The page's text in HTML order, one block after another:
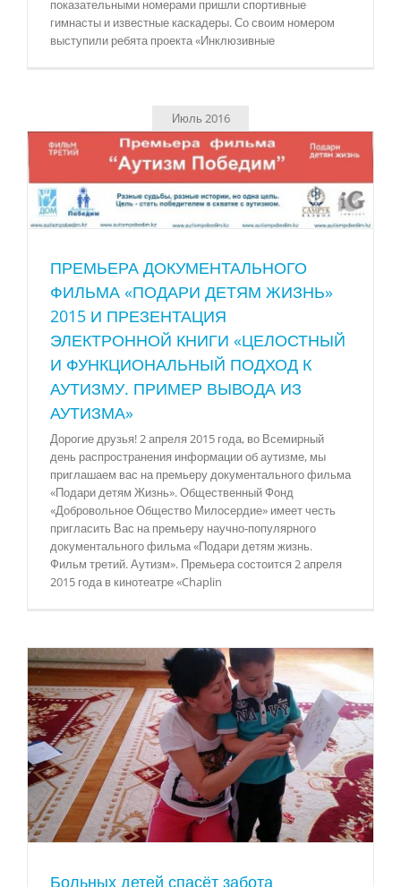
показательными номерами пришли спортивные
гимнасты и известные каскадеры. Со своим номером
выступили ребята проекта «Инклюзивные
Июль 2016
ПРЕМЬЕРА ДОКУМЕНТАЛЬНОГО
ФИЛЬМА «ПОДАРИ ДЕТЯМ ЖИЗНЬ»
2015 И ПРЕЗЕНТАЦИЯ
ЭЛЕКТРОННОЙ КНИГИ «ЦЕЛОСТНЫЙ
И ФУНКЦИОНАЛЬНЫЙ ПОДХОД К
АУТИЗМУ. ПРИМЕР ВЫВОДА ИЗ
АУТИЗМА»
Дорогие друзья! 2 апреля 2015 года, во Всемирный
день распространения информации об аутизме, мы
приглашаем вас на премьеру документального фильма
«Подари детям Жизнь». Общественный Фонд
«Добровольное Общество Милосердие» имеет честь
пригласить Вас на премьеру научно-популярного
документального фильма «Подари детям жизнь.
Фильм третий. Аутизм». Премьера состоится 2 апреля
2015 года в кинотеатре «Chaplin
Больных детей спасёт забота